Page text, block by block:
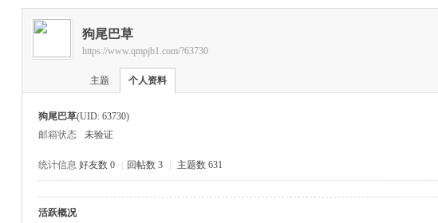
›
狗尾巴草
https://www.qmpjb1.com/?63730
主题 个人资料
狗尾巴草(UID: 63730)
邮箱状态
未验证
统计信息 好友数 0 回帖数 3 主题数 631
活跃概况